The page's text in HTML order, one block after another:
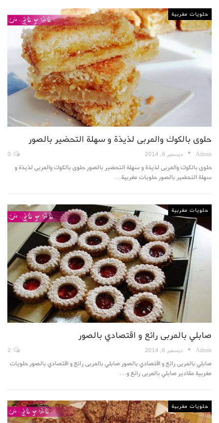
حلويات مغربية
حلوى بالكوك والمربى لذيذة و سهلة التحضير بالصور
Admin ديسمبر 6, 2014
حلوى بالكوك والمربى لذيذة و سهلة التحضير بالصور حلوى بالكوك والمربى لذيذة و
سهلة التحضير بالصور حلويات مغربية…
حلويات مغربية
صابلي بالمربى رائع و اقتصادي بالصور
Admin ديسمبر 6, 2014
صابلي بالمربى رائع و اقتصادي بالصور صابلي بالمربى رائع و اقتصادي بالصور حلويات
مغربية مقادير صابلي بالمربى رائع و…
حلويات مغربية